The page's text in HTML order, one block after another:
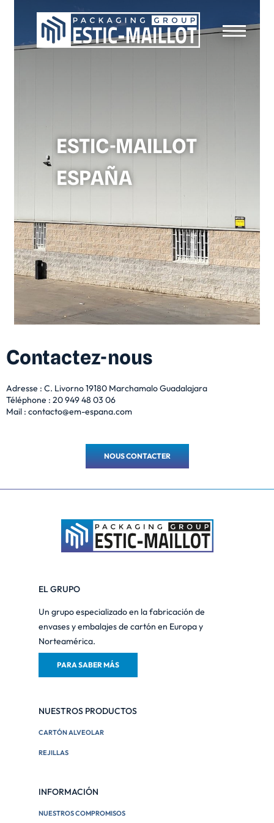
ESTIC-MAILLOT
ESPAÑA
Contactez-nous
Adresse : C. Livorno19180 MarchamaloGuadalajara
Téléphone : 20 949 48 03 06
Mail : contacto@em-espana.com
NOUS CONTACTER
EL GRUPO
Un grupo especializado en la fabricación de
envases y embalajes de cartón en Europa y
Norteamérica.
PARA SABER MÁS
NUESTROS PRODUCTOS
CARTÓN ALVEOLAR
REJILLAS
INFORMACIÓN
NUESTROS COMPROMISOS